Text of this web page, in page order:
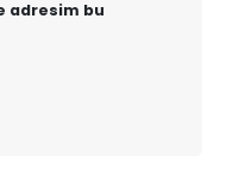
adresim bu